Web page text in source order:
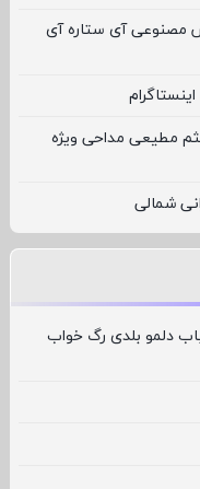
مصنوعی آی ستاره آی
مطیعی مداحی ویژه
شمالی
دلمو بلدی رگ خواب